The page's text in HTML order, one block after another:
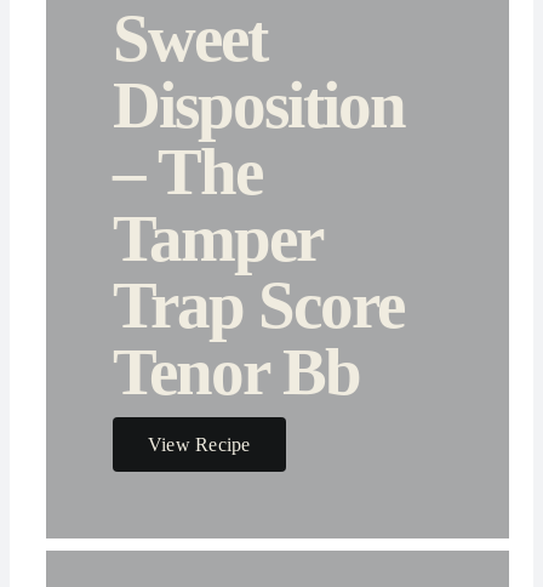
Sweet
Disposition
– The
Tamper
Trap Score
Tenor Bb
View Recipe